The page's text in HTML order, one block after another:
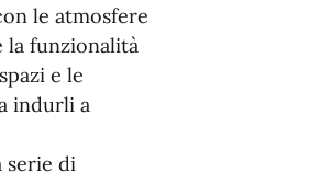
le atmosfere
la funzionalità
e le
indurli a
serie di